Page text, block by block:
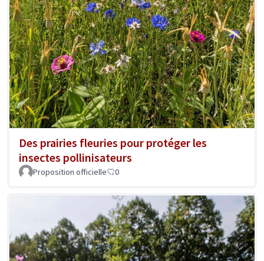
Des prairies fleuries pour protéger les
insectes pollinisateurs
Proposition officielle 0